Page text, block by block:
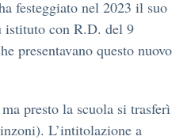
festeggiato nel 2023 il suo
istituto con R.D. del 9
presentavano questo nuovo
presto la scuola si trasferì
L’intitolazione a